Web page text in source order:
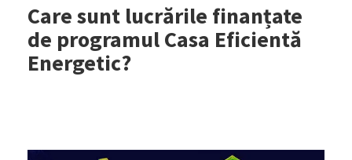
Care sunt lucrările finanțate
de programul Casa Eficientă
Energetic?